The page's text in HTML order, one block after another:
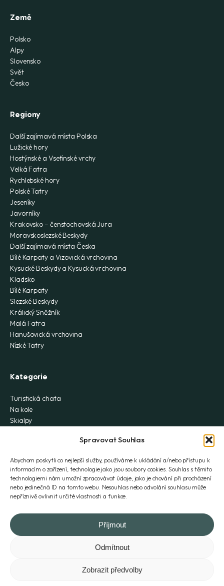
Spravovat Souhlas
Abychom poskytli co nejlepší služby, používáme k ukládání a/nebo přístupu k
informacím o zařízení, technologie jako jsou soubory cookies. Souhlas s těmito
technologiemi nám umožní zpracovávat údaje, jako je chování při procházení
nebo jedinečná ID na tomto webu. Nesouhlas nebo odvolání souhlasu může
nepříznivě ovlivnit určité vlastnosti a funkce.
Příjmout
Odmítnout
Zobrazit předvolby
Země
Polsko
Alpy
Slovensko
Svět
Česko
Regiony
Další zajímavá místa Polska
Lužické hory
Hostýnské a Vsetínské vrchy
Velká Fatra
Rychlebské hory
Polské Tatry
Jeseníky
Javorníky
Krakovsko – čenstochovská Jura
Moravskoslezské Beskydy
Další zajímavá místa Česka
Bílé Karpaty a Vizovická vrchovina
Kysucké Beskydy a Kysucká vrchovina
Kladsko
Bílé Karpaty
Slezské Beskydy
Králický Sněžník
Malá Fatra
Hanušovická vrchovina
Nízké Tatry
Kategorie
Turistická chata
Na kole
Skialpy
Zřícenina hradu
Vodopád
Skály
Rozhledna
© 2026, Všechna práva vyhrazena